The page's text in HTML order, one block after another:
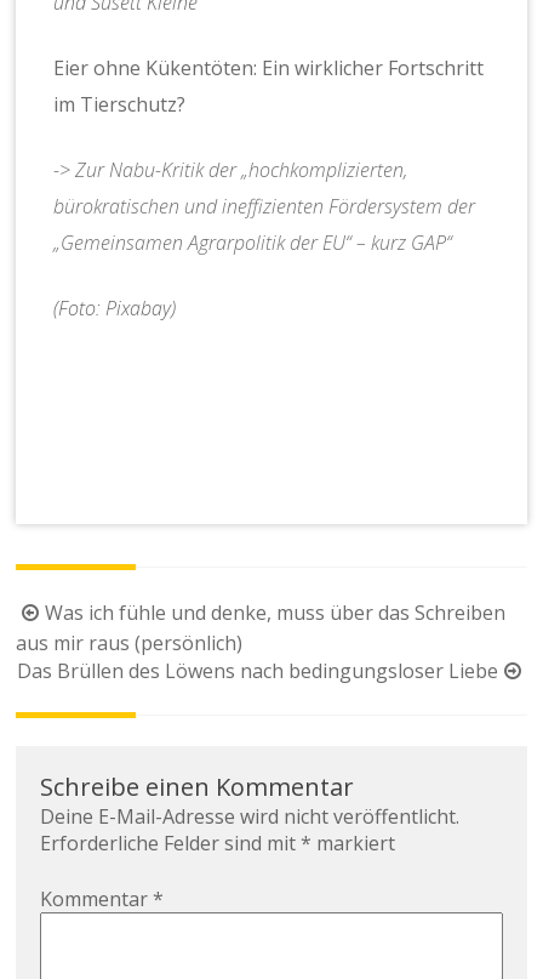
Eier ohne Kükentöten: Ein wirklicher Fortschritt
im Tierschutz?
-> Zur Nabu-Kritik der „hochkomplizierten,
bürokratischen und ineffizienten Fördersystem der
„Gemeinsamen Agrarpolitik der EU“ – kurz GAP“
(Foto: Pixabay)
Was ich fühle und denke, muss über das Schreiben
aus mir raus (persönlich)
Das Brüllen des Löwens nach bedingungsloser Liebe
Schreibe einen Kommentar
Deine E-Mail-Adresse wird nicht veröffentlicht.
Erforderliche Felder sind mit* markiert
Kommentar*